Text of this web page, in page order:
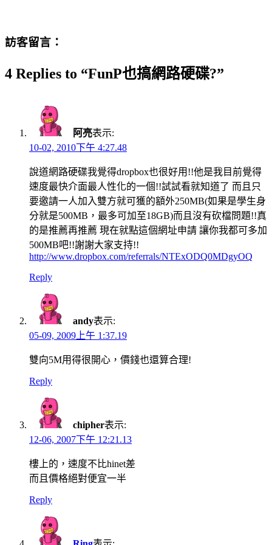
訪客留言：
4 Replies to “FunP也搞網路硬碟?”
阿亮表示:
10-02, 2010下午 4:27.48
說道網路硬碟我覺得dropbox也很好用!!他是我目前覺得
速度最快介面最人性化的一個!!試試看就知道了 而且只
要邀請一人加入雙方就可獲的額外250MB(如果是學生身
分就是500MB，最多可加至18GB)而且沒有砍檔問題!!真
的是推薦再推薦 現在就點這個網址申請 讓你我都可多加
500MB吧!!謝謝大家支持!!
http://www.dropbox.com/referrals/NTExODQ0MDgyOQ
Reply
andy表示:
05-09, 2009上午 1:37.19
雙向5M用得很開心，價錢也還算合理!
Reply
chipher表示:
12-06, 2007下午 12:21.13
樓上的，速度不比hinet差
而且價格絕對便宜一半
Reply